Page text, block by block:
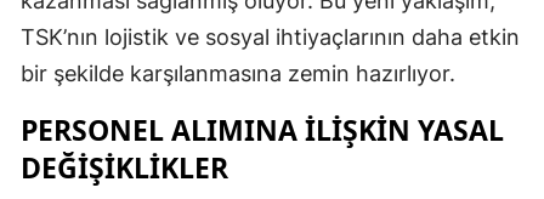
TSK’nın lojistik ve sosyal ihtiyaçlarının daha etkin
bir şekilde karşılanmasına zemin hazırlıyor.
PERSONEL ALIMINA İLIŞKIN YASAL
DEĞIŞIKLIKLER